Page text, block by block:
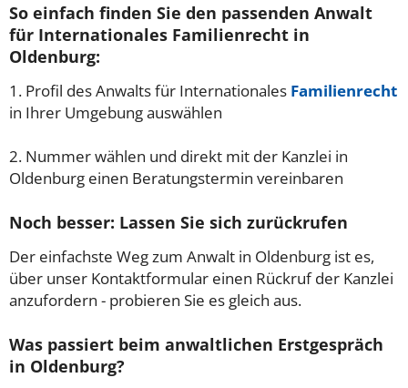
So einfach finden Sie den passenden Anwalt
für Internationales Familienrecht in
Oldenburg:
1. Profil des Anwalts für Internationales Familienrecht
in Ihrer Umgebung auswählen
2. Nummer wählen und direkt mit der Kanzlei in
Oldenburg einen Beratungstermin vereinbaren
Noch besser: Lassen Sie sich zurückrufen
Der einfachste Weg zum Anwalt in Oldenburg ist es,
über unser Kontaktformular einen Rückruf der Kanzlei
anzufordern - probieren Sie es gleich aus.
Was passiert beim anwaltlichen Erstgespräch
in Oldenburg?